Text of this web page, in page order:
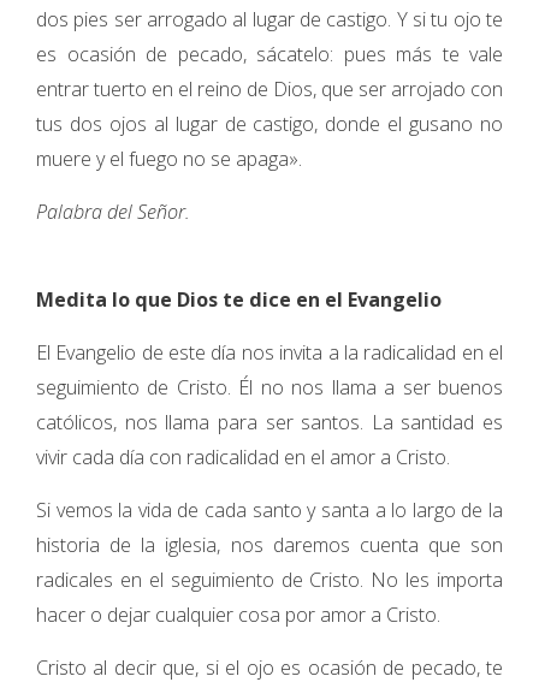
dos pies ser arrogado al lugar de castigo. Y si tu ojo te
es ocasión de pecado, sácatelo: pues más te vale
entrar tuerto en el reino de Dios, que ser arrojado con
tus dos ojos al lugar de castigo, donde el gusano no
muere y el fuego no se apaga».
Palabra del Señor.
Medita lo que Dios te dice en el Evangelio
El Evangelio de este día nos invita a la radicalidad en el
seguimiento de Cristo. Él no nos llama a ser buenos
católicos, nos llama para ser santos. La santidad es
vivir cada día con radicalidad en el amor a Cristo.
Si vemos la vida de cada santo y santa a lo largo de la
historia de la iglesia, nos daremos cuenta que son
radicales en el seguimiento de Cristo. No les importa
hacer o dejar cualquier cosa por amor a Cristo.
Cristo al decir que, si el ojo es ocasión de pecado, te